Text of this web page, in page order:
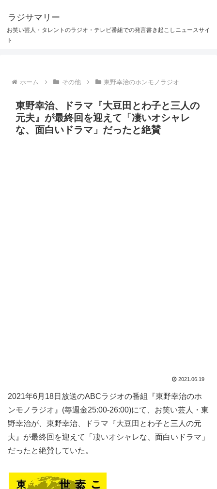
ラジサマリー
お笑い芸人・タレントのラジオ・テレビ番組での発言書き起こしニュースサイ
ト
ホーム その他 東野幸治のホンモノラジオ
東野幸治、ドラマ『大豆田とわ子と三人の
元夫』が最終回を迎えて「凄いオシャレ
な、面白いドラマ」だったと絶賛
2021.06.19
2021年6月18日放送のABCラジオの番組『東野幸治のホ
ンモノラジオ』(毎週金25:00-26:00)にて、お笑い芸人・東
野幸治が、東野幸治、ドラマ『大豆田とわ子と三人の元
夫』が最終回を迎えて「凄いオシャレな、面白いドラマ」
だったと絶賛していた。